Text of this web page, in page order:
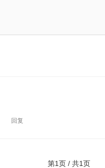
回复
第1页 / 共1页